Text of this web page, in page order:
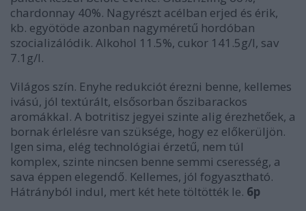
chardonnay 40%. Nagyrészt acélban erjed és érik,
kb. egyötöde azonban nagyméretű hordóban
szocializálódik. Alkohol 11.5%, cukor 141.5g/l, sav
7.1g/l.
Világos szín. Enyhe redukciót érezni benne, kellemes
ivású, jól textúrált, elsősorban őszibarackos
aromákkal. A botritisz jegyei szinte alig érezhetőek, a
bornak érlelésre van szüksége, hogy ez előkerüljön.
Igen sima, elég technológiai érzetű, nem túl
komplex, szinte nincsen benne semmi cseresség, a
sava éppen elegendő. Kellemes, jól fogyasztható.
Hátrányból indul, mert két hete töltötték le. 6p